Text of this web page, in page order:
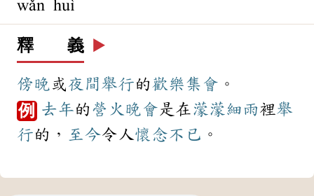
wǎn huì
釋 義 ▶️
傍晚 或夜間舉行的歡樂集會 。
例 去年的 營火 晚會是在濛濛細雨裡舉
行的， 至今令人懷念不已 。